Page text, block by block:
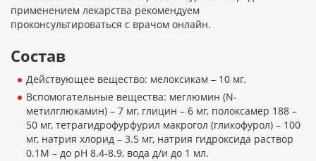
применением лекарства рекомендуем
проконсультироваться с врачом онлайн.
Состав
Действующее вещество: мелоксикам – 10 мг.
Вспомогательные вещества: меглюмин (N-
метилглюкамин) – 7 мг, глицин – 6 мг, полоксамер 188 –
50 мг, тетрагидрофурфурил макрогол (гликофурол) – 100
мг, натрия хлорид – 3.5 мг, натрия гидроксида раствор
0.1М – до pH 8.4-8.9, вода д/и до 1 мл.